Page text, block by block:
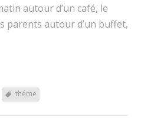
autour d’un café, le
parents autour d’un buffet,
théme